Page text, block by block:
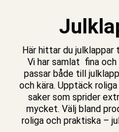
Här hittar du
Vi har samlat fina
passar både till
och kära. Upptäck
saker som sprider
mycket. Välj bland
roliga och praktiska –